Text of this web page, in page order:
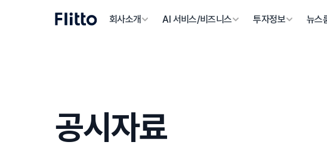
회사소개 AI 서비스/비즈니스 투자정보 뉴스
공시자료